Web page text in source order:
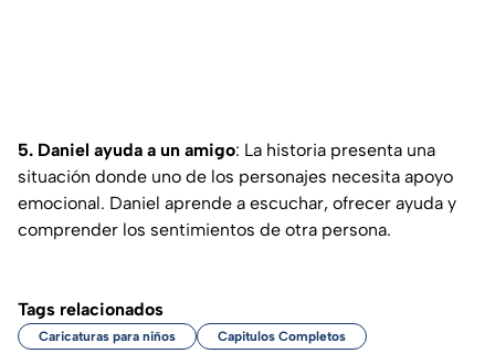
5. Daniel ayuda a un amigo: La historia presenta una
situación donde uno de los personajes necesita apoyo
emocional. Daniel aprende a escuchar, ofrecer ayuda y
comprender los sentimientos de otra persona.
Tags relacionados
Caricaturas para niños Capitulos Completos